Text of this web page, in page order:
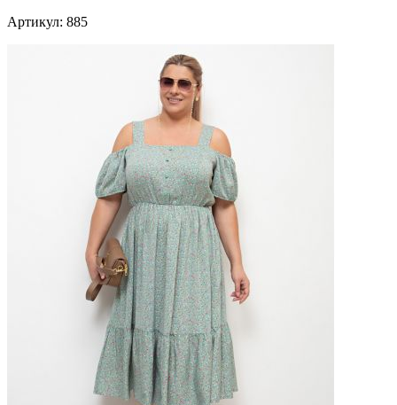
Артикул: 885